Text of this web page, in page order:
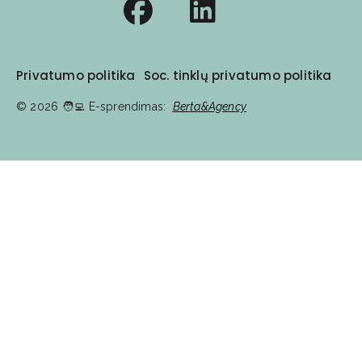
Privatumo politika Soc. tinklų privatumo politika
© 2026 🧑‍💻️ E-sprendimas: Berta&Agency